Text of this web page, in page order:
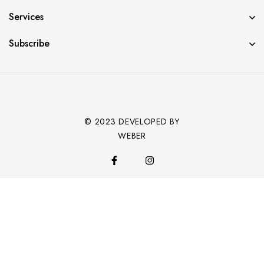
Services
Subscribe
© 2023 DEVELOPED BY
WEBER